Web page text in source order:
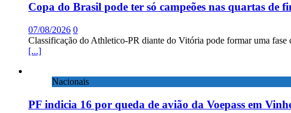
Copa do Brasil pode ter só campeões nas quartas de
07/08/2026 0
Classificação do Athletico-PR diante do Vitória pode formar uma
[...]
Nacionais
PF indicia 16 por queda de avião da Voepass em